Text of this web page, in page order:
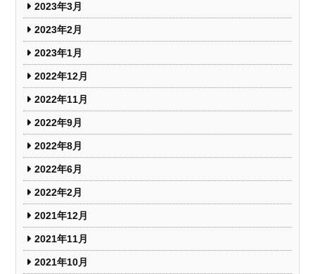
2023年3月
2023年2月
2023年1月
2022年12月
2022年11月
2022年9月
2022年8月
2022年6月
2022年2月
2021年12月
2021年11月
2021年10月